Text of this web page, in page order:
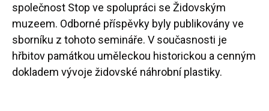
společnost Stop ve spolupráci se Židovským
muzeem. Odborné příspěvky byly publikovány ve
sborníku z tohoto semináře. V současnosti je
hřbitov památkou uměleckou historickou a cenným
dokladem vývoje židovské náhrobní plastiky.